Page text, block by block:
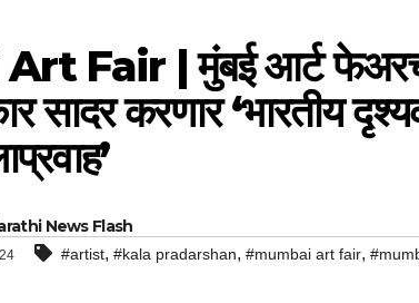
Fair | मुंबई आर्ट फेअरच्या
करणार ‘भारतीय
News Flash
#artist, #kala pradarshan, #mumbai art fair,